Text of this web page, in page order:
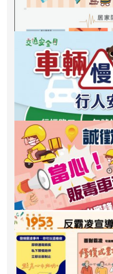
防範一氧化碳中毒宣導之影片海報